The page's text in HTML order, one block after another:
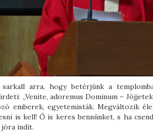
sarkall arra, hogy betérjünk a
„Venite, adoremus Dominum –
emberek, egyetemisták. Megváltozik
is kell! Ő is keres bennünket, s ha
jóra indít.